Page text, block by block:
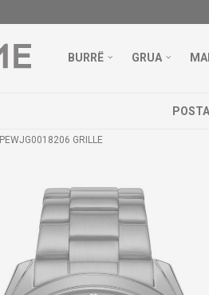
BURRË GRUA
PEWJG0018206 GRILLE